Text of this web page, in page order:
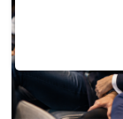
Betrieb